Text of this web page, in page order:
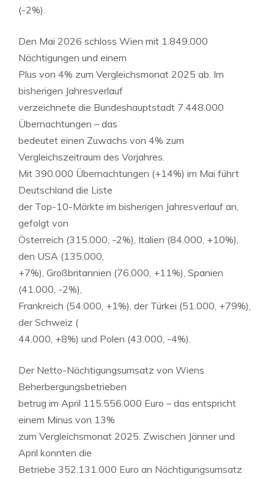
(-2%).
Den Mai 2026 schloss Wien mit 1.849.000
Nächtigungen und einem
Plus von 4% zum Vergleichsmonat 2025 ab. Im
bisherigen Jahresverlauf
verzeichnete die Bundeshauptstadt 7.448.000
Übernachtungen – das
bedeutet einen Zuwachs von 4% zum
Vergleichszeitraum des Vorjahres.
Mit 390.000 Übernachtungen (+14%) im Mai führt
Deutschland die Liste
der Top-10-Märkte im bisherigen Jahresverlauf an,
gefolgt von
Österreich (315.000, -2%), Italien (84.000, +10%),
den USA (135.000,
+7%), Großbritannien (76.000, +11%), Spanien
(41.000, -2%),
Frankreich (54.000, +1%), der Türkei (51.000, +79%),
der Schweiz (
44.000, +8%) und Polen (43.000, -4%).
Der Netto-Nächtigungsumsatz von Wiens
Beherbergungsbetrieben
betrug im April 115.556.000 Euro – das entspricht
einem Minus von 13%
zum Vergleichsmonat 2025. Zwischen Jänner und
April konnten die
Betriebe 352.131.000 Euro an Nächtigungsumsatz